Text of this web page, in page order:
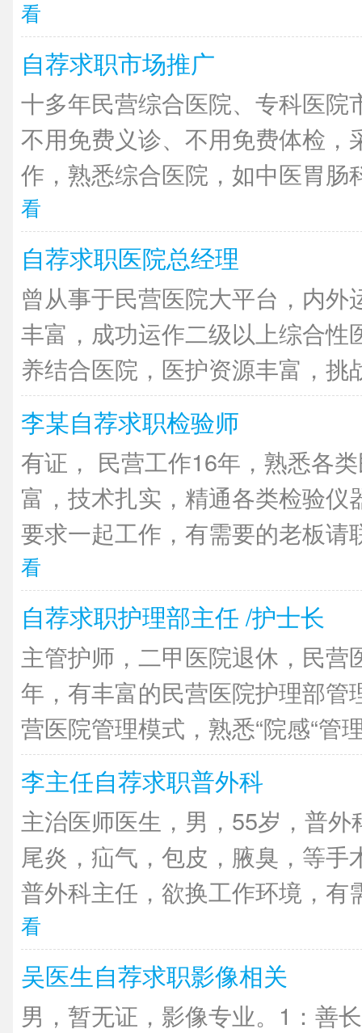
看
自荐求职市场推广
十多年民营综合医院、专科医院
不用免费义诊、不用免费体检，
作，熟悉综合医院，如中医胃肠
看
自荐求职医院总经理
曾从事于民营医院大平台，内外
丰富，成功运作二级以上综合性
养结合医院，医护资源丰富，挑
李某自荐求职检验师
有证， 民营工作16年，熟悉各
富，技术扎实，精通各类检验仪
要求一起工作，有需要的老板请
看
自荐求职护理部主任 /护士长
主管护师，二甲医院退休，民营
年，有丰富的民营医院护理部管
营医院管理模式，熟悉“院感“管
李主任自荐求职普外科
主治医师医生，男，55岁，普
尾炎，疝气，包皮，腋臭，等手
普外科主任，欲换工作环境，有
看
吴医生自荐求职影像相关
男，暂无证，影像专业。1：善